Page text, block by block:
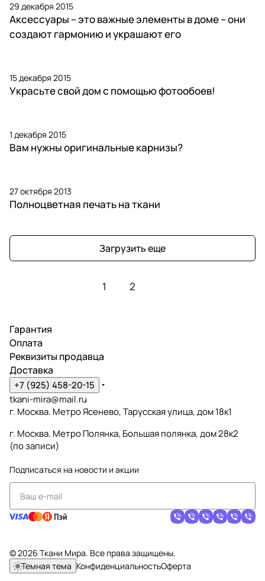
29 декабря 2015
Аксессуары – это важные элементы в доме – они
создают гармонию и украшают его
15 декабря 2015
Украсьте свой дом с помощью фотообоев!
1 декабря 2015
Вам нужны оригинальные карнизы?
27 октября 2013
Полноцветная печать на ткани
Загрузить еще
1 2
Гарантия
Оплата
Реквизиты продавца
Доставка
+7 (925) 458-20-15
tkani-mira@mail.ru
г. Москва. Метро Ясенево, Тарусская улица, дом 18к1
г. Москва. Метро Полянка, Большая полянка, дом 28к2
(по записи)
Подписаться на новости и акции
© 2026 Ткани Мира. Все права защищены.
Темная тема КонфиденциальностьОферта